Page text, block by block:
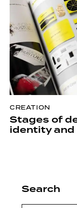
CREATION
Stages of
identity and
Search